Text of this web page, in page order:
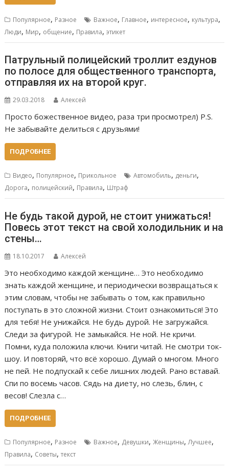
Популярное, Разное Важное, Главное, интересное, культура,
Люди, Мир, общение, Правила,этикет
Патрульный полицейский троллит ездунов
по полосе для общественного транспорта,
отправляя их на второй круг.
29.03.2018 Алексей
Просто божественное видео, раза три просмотрел) P.S.
Не забывайте делиться с друзьями!
ПОДРОБНЕЕ
Видео, Популярное, Прикольное Автомобиль, деньги,
Дорога, полицейский, Правила, Штраф
Не будь такой дурой, не стоит унижаться!
Повесь этот текст на свой холодильник и на
стены…
18.10.2017 Алексей
Это необходимо каждой женщине… Это необходимо
знать каждой женщине, и периодически возвращаться к
этим словам, чтобы не забывать о том, как правильно
поступать в это сложной жизни. Стоит ознакомиться! Это
для тебя! Не унижайся. Не будь дурой. Не загружайся.
Следи за фигурой. Не замыкайся. Не ной. Не кричи.
Помни, куда положила ключи. Книги читай. Не смотри ток-
шоу. И повторяй, что всё хорошо. Думай о многом. Много
не пей. Не подпускай к себе лишних людей. Рано вставай.
Спи по восемь часов. Сядь на диету, но слезь, блин, с
весов! Слезла с…
ПОДРОБНЕЕ
Популярное, Разное Важное, Девушки, Женщины, Лучшее,
Правила, Советы,текст